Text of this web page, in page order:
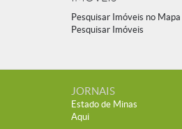
Pesquisar Imóveis no Mapa
Pesquisar Imóveis
JORNAIS
Estado de Minas
Aqui